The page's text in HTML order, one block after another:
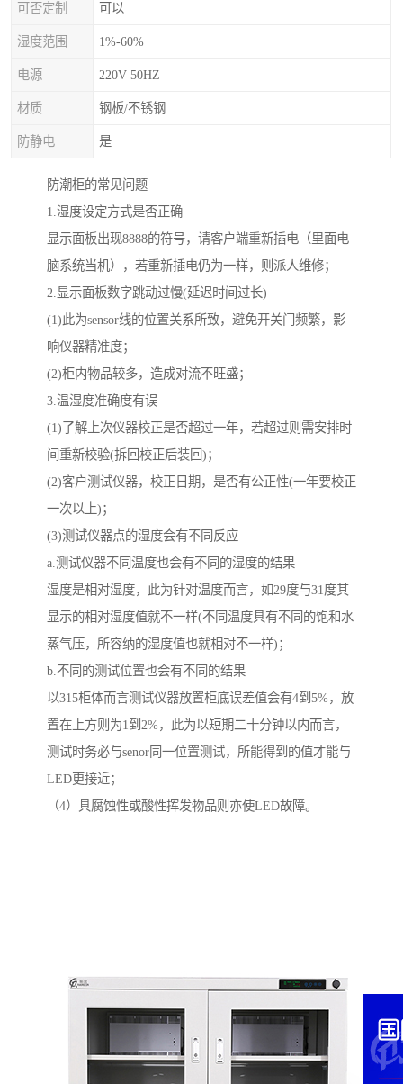
可否定制 可以
湿度范围 1%-60%
电源 220V 50HZ
材质 钢板/不锈钢
防静电 是
防潮柜的常见问题
1.湿度设定方式是否正确
显示面板出现8888的符号，请客户端重新插电（里面电
脑系统当机），若重新插电仍为一样，则派人维修；
2.显示面板数字跳动过慢(延迟时间过长)
(1)此为sensor线的位置关系所致，避免开关门频繁，影
响仪器精准度；
(2)柜内物品较多，造成对流不旺盛；
3.温湿度准确度有误
(1)了解上次仪器校正是否超过一年，若超过则需安排时
间重新校验(拆回校正后装回)；
(2)客户测试仪器，校正日期，是否有公正性(一年要校正
一次以上)；
(3)测试仪器点的湿度会有不同反应
a.测试仪器不同温度也会有不同的湿度的结果
湿度是相对湿度，此为针对温度而言，如29度与31度其
显示的相对湿度值就不一样(不同温度具有不同的饱和水
蒸气压，所容纳的湿度值也就相对不一样)；
b.不同的测试位置也会有不同的结果
以315柜体而言测试仪器放置柜底误差值会有4到5%，放
置在上方则为1到2%，此为以短期二十分钟以内而言，
测试时务必与senor同一位置测试，所能得到的值才能与
LED更接近；
（4）具腐蚀性或酸性挥发物品则亦使LED故障。